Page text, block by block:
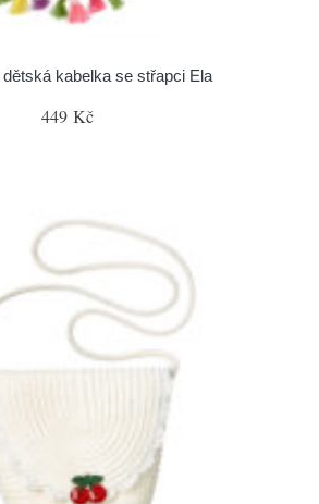
dětská kabelka se střapci Ela
449 Kč